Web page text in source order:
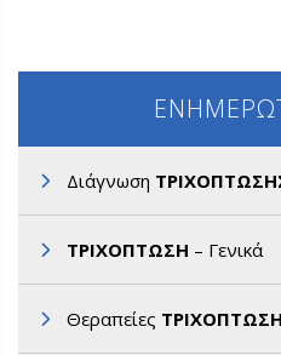
Διάγνωση
ΤΡΙΧΟΠΤΩΣΗ – Γενικά
Θεραπείες